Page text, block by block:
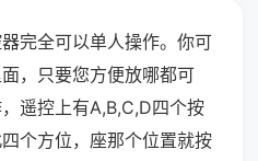
完全可以单人操作。你可
，只要您方便放哪都可
遥控上有A,B,C,D四个按
个方位，座那个位置就按